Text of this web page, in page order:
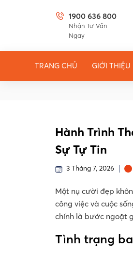
1900 636 800
Nhận Tư Vấn
Ngay
TRANG CHỦ GIỚI THIỆU
Hành Trình
Sự Tự Tin
3 Tháng 7, 2026
Một nụ cười đẹp
công việc và cuộc
chính là bước ngoặt
Tình trạng